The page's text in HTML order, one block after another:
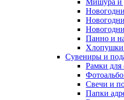
Мишура и
Панно и
Хлопушки
Сувениры и
Рамки для
Свечи и
Папки